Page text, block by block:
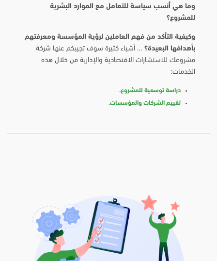
وما هي أنسب سياسة للتعامل مع الموارد البشرية
للمشروع؟
وكيفية التأكد من فهم العاملين لرؤية المؤسسة ومعرفتهم
بأهدافها البعيدة؟ … أشياء كثيرة سوف تجيبكم عنها شركة
مشروعك للاستشارات الاقتصادية والإدارية من خلال هذه
الخدمات:
دراسة توسعية للمشروع.
تقييم الشركات والمؤسسات.